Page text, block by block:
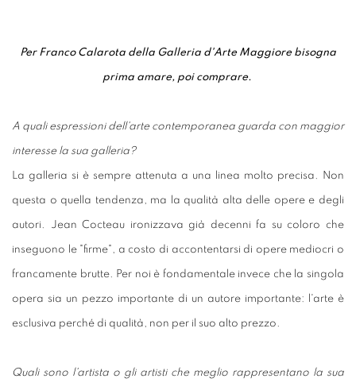
Per Franco Calarota della Galleria d'Arte Maggiore bisogna
prima amare, poi comprare.
A quali espressioni dell'arte contemporanea guarda con maggior
interesse la sua galleria?
La galleria si è sempre attenuta a una linea molto precisa. Non
questa o quella tendenza, ma la qualità alta delle opere e degli
autori. Jean Cocteau ironizzava già decenni fa su coloro che
inseguono le "firme", a costo di accontentarsi di opere mediocri o
francamente brutte. Per noi è fondamentale invece che la singola
opera sia un pezzo importante di un autore importante: l'arte è
esclusiva perché di qualità, non per il suo alto prezzo.
Quali sono l'artista o gli artisti che meglio rappresentano la sua